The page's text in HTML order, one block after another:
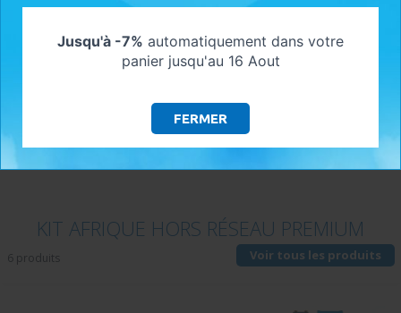
Pour retrouver les informations sur
livraison cliquez ici !
KIT AFRIQUE HORS RÉSEAU PREMIUM
6 produits Voir tous les produits
Jusqu'à -7% automatiquement dans votre
panier jusqu'au 16 Aout
FERMER